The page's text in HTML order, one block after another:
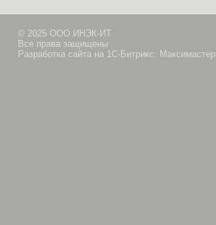
© 2025 ООО ИНЭК-ИТ
Все права защищены
Разработка сайта на 1С-Битрикс: Максимастер